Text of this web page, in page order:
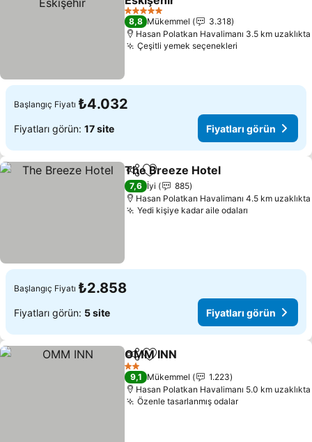
5 Yıldız
8,8 Mükemmel
3.318
Hasan Polatkan Havalimanı 3.5 km uzaklıkta
Çeşitli yemek seçenekleri
Başlangıç Fiyatı ₺4.032
Fiyatları görün: 17 site Fiyatları görün
PaylaşFavorilerime ekle
The Breeze Hotel
7,6 İyi
885
Hasan Polatkan Havalimanı 4.5 km uzaklıkta
Yedi kişiye kadar aile odaları
Başlangıç Fiyatı ₺2.858
Fiyatları görün: 5 site Fiyatları görün
PaylaşFavorilerime ekle
OMM INN
2 Yıldız
9,1 Mükemmel
1.223
Hasan Polatkan Havalimanı 5.0 km uzaklıkta
Özenle tasarlanmış odalar